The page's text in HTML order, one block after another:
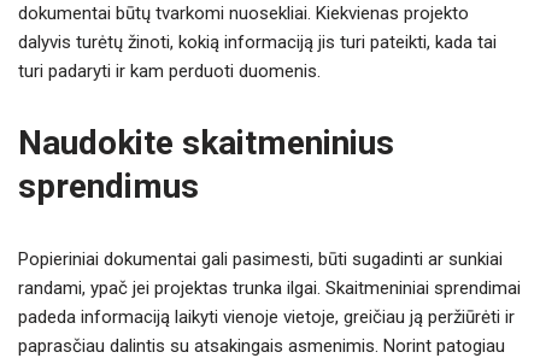
dokumentai būtų tvarkomi nuosekliai. Kiekvienas projekto
dalyvis turėtų žinoti, kokią informaciją jis turi pateikti, kada tai
turi padaryti ir kam perduoti duomenis.
Naudokite skaitmeninius
sprendimus
Popieriniai dokumentai gali pasimesti, būti sugadinti ar sunkiai
randami, ypač jei projektas trunka ilgai. Skaitmeniniai sprendimai
padeda informaciją laikyti vienoje vietoje, greičiau ją peržiūrėti ir
paprasčiau dalintis su atsakingais asmenimis. Norint patogiau